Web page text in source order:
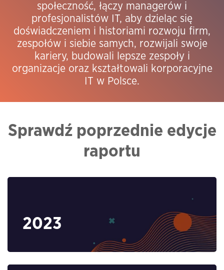
społeczność, łączy managerów i
profesjonalistów IT, aby dzieląc się
doświadczeniem i historiami rozwoju firm,
zespołów i siebie samych, rozwijali swoje
kariery, budowali lepsze zespoły i
organizacje oraz kształtowali korporacyjne
IT w Polsce.
Sprawdź poprzednie edycje
raportu
2023